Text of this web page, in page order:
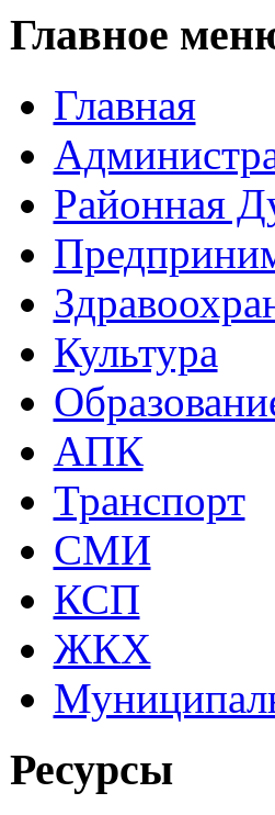
Главное
Главная
Районная
Культура
АПК
Транспорт
СМИ
КСП
ЖКХ
Ресурсы